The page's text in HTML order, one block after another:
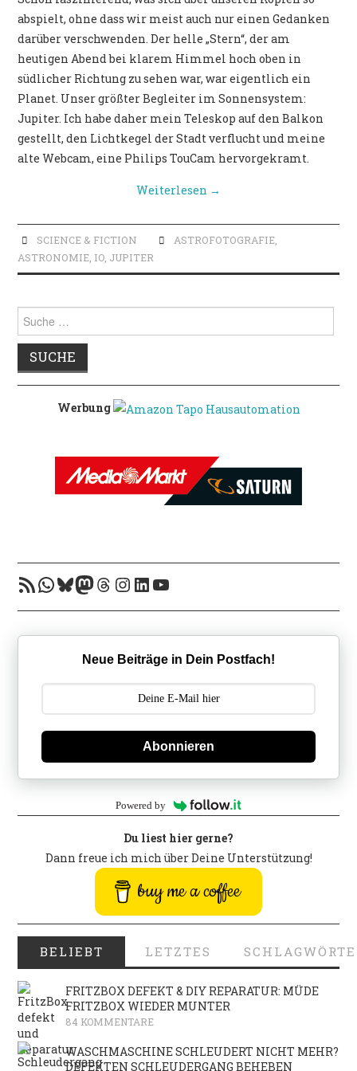
POLITIK
abspielt, ohne dass wir meist auch nur einen Gedanken
darüber verschwenden. Der helle „Stern“, der am
heutigen Abend bei klarem Himmel hoch oben in
südlicher Richtung zu sehen war, war eigentlich ein
Planet. Unser größter Begleiter im Sonnensystem:
Jupiter. Ich habe daher mein Teleskop auf den Balkon
gestellt, den Lichtkegel der Stadt verflucht und meine
alte Webcam, eine Philips TouCam hervorgekramt.
Weiterlesen →
SCIENCE & FICTION ASTROFOTOGRAFIE,
ASTRONOMIE, IO, JUPITER
Suche
nach:
Werbung
RSS-FeedWhatsApp
Bluesky
Mastodon
Threads
Instagram
LinkedIn
YouTube
Neue Beiträge in Dein Postfach!
Abonnieren
Powered by
Du liest hier gerne?
Dann freue ich mich über Deine Unterstützung!
buy me a coffee
BELIEBT LETZTES
FRITZBOX DEFEKT & DIY REPARATUR: MÜDE
FRITZBOX WIEDER MUNTER
84 KOMMENTARE
WASCHMASCHINE SCHLEUDERT NICHT MEHR?
DEFEKTEN SCHLEUDERGANG BEHEBEN